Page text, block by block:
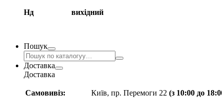
Нд вихідний
Пошук
Доставка
Доставка
Самовивіз: Київ, пр. Перемоги 22 (з 10:00 до